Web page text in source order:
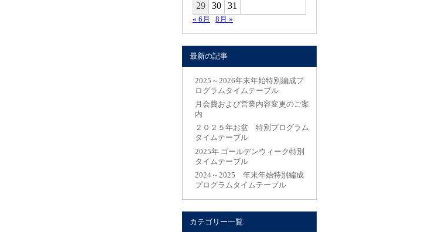
29
30 31
« 6月 8月 »
最新の記事
2025～2026年末年始特別編成プ
ログラムタイムテーブル
月会費および営業内容変更のご案
内
２０２５年お盆 特別プログラム
タイムテーブル
2025年 ゴールデンウィーク特別
タイムテーブル
2024～2025 年末年始特別編成
プログラムタイムテーブル
カテゴリー一覧